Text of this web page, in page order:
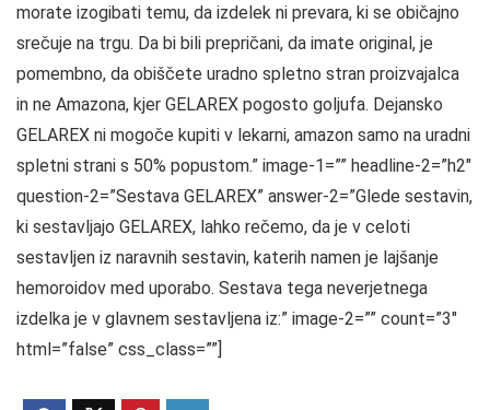
morate izogibati temu, da izdelek ni prevara, ki se običajno
srečuje na trgu. Da bi bili prepričani, da imate original, je
pomembno, da obiščete uradno spletno stran proizvajalca
in ne Amazona, kjer GELAREX pogosto goljufa. Dejansko
GELAREX ni mogoče kupiti v lekarni, amazon samo na uradni
spletni strani s 50% popustom.” image-1=”” headline-2=”h2″
question-2=”Sestava GELAREX” answer-2=”Glede sestavin,
ki sestavljajo GELAREX, lahko rečemo, da je v celoti
sestavljen iz naravnih sestavin, katerih namen je lajšanje
hemoroidov med uporabo. Sestava tega neverjetnega
izdelka je v glavnem sestavljena iz:” image-2=”” count=”3″
html=”false” css_class=””]